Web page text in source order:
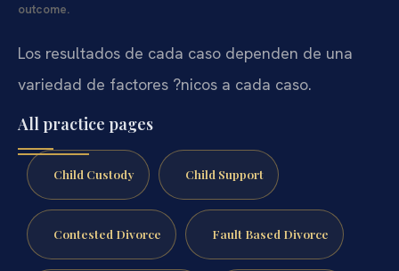
outcome.
Los resultados de cada caso dependen de una
variedad de factores ?nicos a cada caso.
All practice pages
Child Custody Child Support
Contested Divorce Fault Based Divorce